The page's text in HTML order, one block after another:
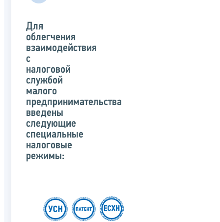
Для
облегчения
взаимодействия
с
налоговой
службой
малого
предпринимательства
введены
следующие
специальные
налоговые
режимы: